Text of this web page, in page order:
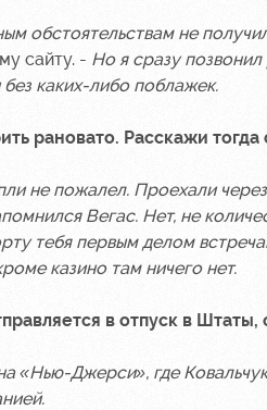
обстоятельствам не
сайту. - Но я сразу
каких-либо поблажек.
рановато. Расскажи тогда
не пожалел. Проехали
Вегас. Нет, не
тебя первым делом
казино там ничего нет.
в отпуск в Штаты,
«Нью-Джерси», где